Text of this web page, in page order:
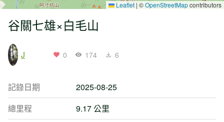
Leaflet | ©OpenStreetMapcontributors
谷關七雄×白毛山
J 0 174 6
記錄日期
2025-08-25
總里程
9.17 公里